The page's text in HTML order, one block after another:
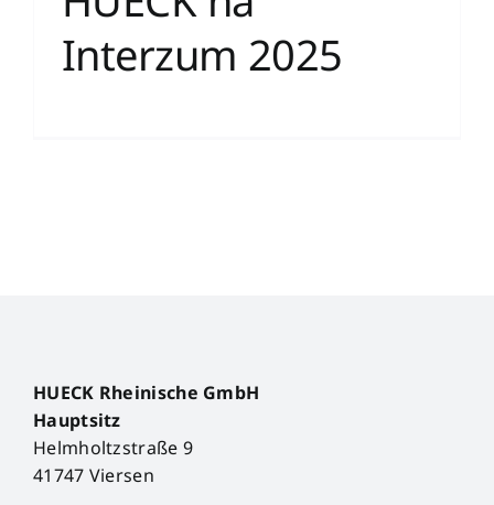
Interzum 2025
HUECK Rheinische GmbH
Hauptsitz
Helmholtzstraße 9
41747 Viersen